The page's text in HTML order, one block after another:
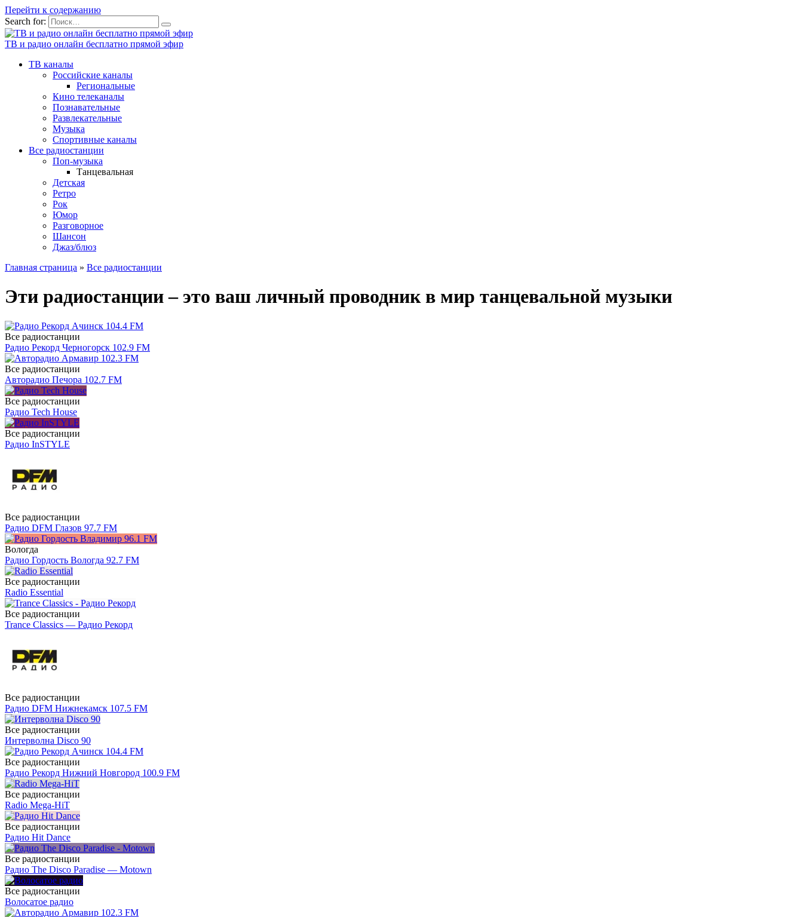
Перейти к содержанию
Search for:
ТВ и радио онлайн бесплатно прямой эфир
ТВ каналы
Российские каналы
Региональные
Кино телеканалы
Познавательные
Развлекательные
Музыка
Спортивные каналы
Все радиостанции
Поп-музыка
Танцевальная
Детская
Ретро
Рок
Юмор
Разговорное
Шансон
Джаз/блюз
Главная страница » Все радиостанции
Эти радиостанции – это ваш личный проводник в мир танцевальной музыки
Все радиостанции
Радио Рекорд Черногорск 102.9 FM
Все радиостанции
Авторадио Печора 102.7 FM
Все радиостанции
Радио Tech House
Все радиостанции
Радио InSTYLE
Все радиостанции
Радио DFM Глазов 97.7 FM
Вологда
Радио Гордость Вологда 92.7 FM
Все радиостанции
Radio Essential
Все радиостанции
Trance Classics — Радио Рекорд
Все радиостанции
Радио DFM Нижнекамск 107.5 FM
Все радиостанции
Интерволна Disco 90
Все радиостанции
Радио Рекорд Нижний Новгород 100.9 FM
Все радиостанции
Radio Mega-HiT
Все радиостанции
Радио Hit Dance
Все радиостанции
Радио The Disco Paradise — Motown
Все радиостанции
Волосатое радио